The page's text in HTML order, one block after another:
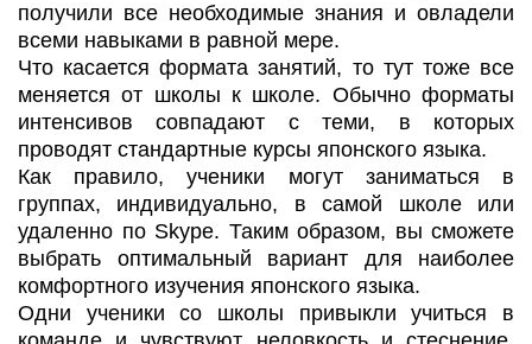
получили все необходимые знания и овладели
всеми навыками в равной мере.
Что касается формата занятий, то тут тоже все
меняется от школы к школе. Обычно форматы
интенсивов совпадают с теми, в которых
проводят стандартные курсы японского языка.
Как правило, ученики могут заниматься в
группах, индивидуально, в самой школе или
удаленно по Skype. Таким образом, вы сможете
выбрать оптимальный вариант для наиболее
комфортного изучения японского языка.
Одни ученики со школы привыкли учиться в